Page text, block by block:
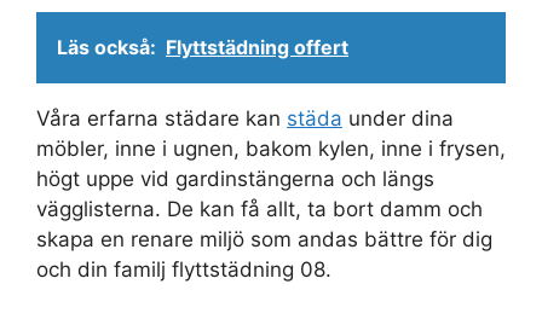
Läs också: Flyttstädning offert
Våra erfarna städare kan städa under dina
möbler, inne i ugnen, bakom kylen, inne i frysen,
högt uppe vid gardinstängerna och längs
vägglisterna. De kan få allt, ta bort damm och
skapa en renare miljö som andas bättre för dig
och din familj flyttstädning 08.